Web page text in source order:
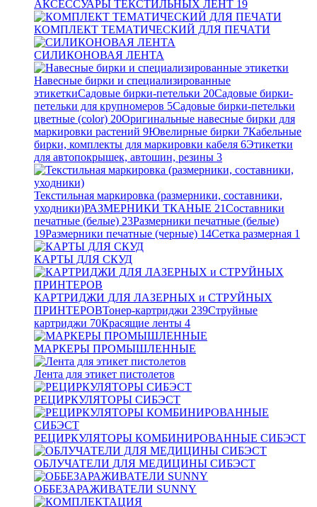
АКСЕССУАРЫ ТЕКСТИЛЬНЫХ ЛЕНТ 19
КОМПЛЕКТ ТЕМАТИЧЕСКИЙ ДЛЯ ПЕЧАТИ
СИЛИКОНОВАЯ ЛЕНТА
Навесные бирки и специализированные
этикеткиСадовые бирки-петельки 20Садовые бирки-
петельки для крупномеров 5Садовые бирки-петельки
цветные (color) 20Оригинальные навесные бирки для
маркировки растений 9Ювелирные бирки 7Кабельные
бирки, комплекты для маркировки кабеля 6Этикетки
для автопокрышек, автошин, резины 3
Текстильная маркировка (размерники, составники,
уходники)РАЗМЕРНИКИ ТКАНЫЕ 21Составники
печатные (белые) 23Размерники печатные (белые)
19Размерники печатные (черные) 14Сетка размерная 1
КАРТЫ ДЛЯ СКУД
КАРТРИДЖИ ДЛЯ ЛАЗЕРНЫХ и СТРУЙНЫХ
ПРИНТЕРОВТонер-картриджи 239Струйные
картриджи 70Красящие ленты 4
МАРКЕРЫ ПРОМЫШЛЕННЫЕ
Лента для этикет пистолетов
РЕЦИРКУЛЯТОРЫ СИБЭСТ
РЕЦИРКУЛЯТОРЫ КОМБИНИРОВАННЫЕ СИБЭСТ
ОБЛУЧАТЕЛИ ДЛЯ МЕДИЦИНЫ СИБЭСТ
ОББЕЗАРАЖИВАТЕЛИ SUNNY